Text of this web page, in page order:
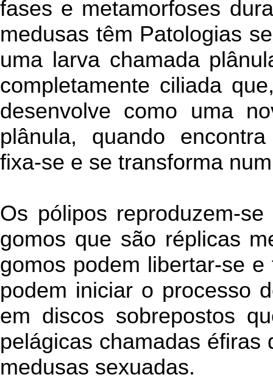
fases e metamorfoses
medusas têm Patologias
uma larva chamada
completamente ciliada
desenvolve como uma
plânula, quando
fixa-se e se transforma
Os pólipos reproduzem-
gomos que são réplicas
gomos podem libertar-se
podem iniciar o processo
em discos sobrepostos
pelágicas chamadas
medusas sexuadas.